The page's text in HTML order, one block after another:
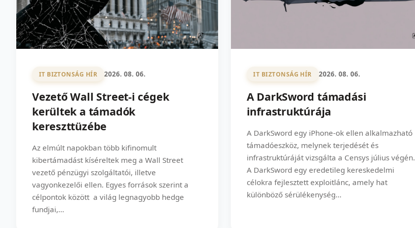
IT BIZTONSÁG HÍR 2026. 08. 06.
Vezető Wall Street-i cégek
kerültek a támadók
kereszttüzébe
Az elmúlt napokban több kifinomult
kibertámadást kíséreltek meg a Wall Street
vezető pénzügyi szolgáltatói, illetve
vagyonkezelői ellen. Egyes források szerint a
célpontok között a világ legnagyobb hedge
fundjai,...
IT BIZTONSÁG HÍR 2026. 08. 06.
A DarkSword támadási
infrastruktúrája
A DarkSword egy iPhone-ok ellen alkalmazható
támadóeszköz, melynek terjedését és
infrastruktúráját vizsgálta a Censys július végén.
A DarkSword egy eredetileg kereskedelmi
célokra fejlesztett exploitlánc, amely hat
különböző sérülékenység...